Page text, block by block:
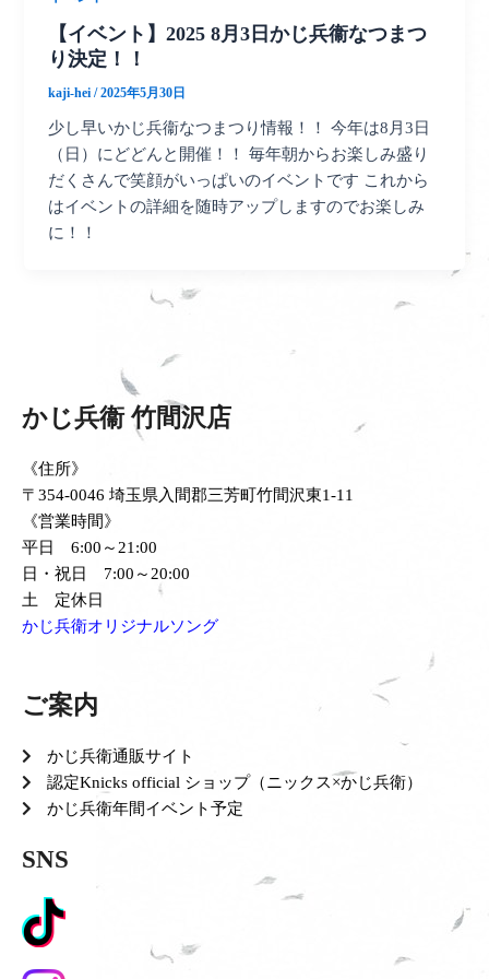
【イベント】2025 8月3日かじ兵衞なつまつ
り決定！！
kaji-hei/2025年5月30日
少し早いかじ兵衞なつまつり情報！！ 今年は8月3日
（日）にどどんと開催！！ 毎年朝からお楽しみ盛り
だくさんで笑顔がいっぱいのイベントです これから
はイベントの詳細を随時アップしますのでお楽しみ
に！！
かじ兵衞 竹間沢店
《住所》
〒354-0046 埼玉県入間郡三芳町竹間沢東1-11
《営業時間》
平日 6:00～21:00
日・祝日 7:00～20:00
土 定休日
かじ兵衛オリジナルソング
ご案内
かじ兵衛通販サイト
認定Knicks official ショップ（ニックス×かじ兵衛）
かじ兵衛年間イベント予定
SNS